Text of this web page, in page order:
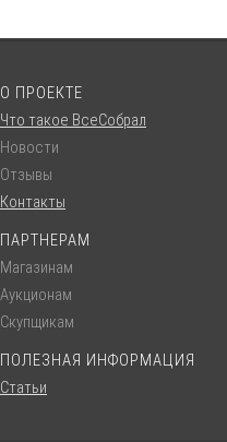
О ПРОЕКТЕ
Что такое ВсеСобрал
Новости
Отзывы
Контакты
ПАРТНЕРАМ
Магазинам
Аукционам
Скупщикам
ПОЛЕЗНАЯ ИНФОРМАЦИЯ
Статьи